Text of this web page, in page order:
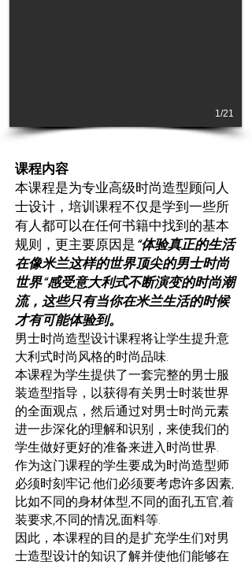
1/21
课程内容
本课程是为专业高级时尚造型顾问人
士设计，培训课程不仅是学到一些所
有人都可以在任何书籍中找到的基本
规则，更主要原因是 “体验真正的生活
在像米兰这样的世界顶尖的男士时尚
世界“感受意大利式不断演变的时尚潮
流，这些只有当你在米兰生活的时候
才有可能体验到。
男士时尚造型设计课程将让学生提升意
大利式时尚风格的时尚品味.
本课程为学生提供了一套完整的男士服
装造型指导，以获得有关男士时装世界
的全面观点，然后通过对男士时尚元素
进一步深化的理解和识别，来使我们的
学生做好更好的准备来进入时尚世界.
作为这门课程的学生要成为时尚造型师
必须时刻牢记:他们必须要考虑许多因素,
比如不同的身材体型,不同的面孔五官,着
装要求,不同的情况,面料等.
因此，本课程的目的是扩充学生们对男
士造型设计的知识了解并使他们能够在